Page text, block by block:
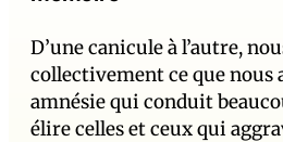
D’une canicule à l’autre,
collectivement ce que nous
amnésie qui conduit
élire celles et ceux qui